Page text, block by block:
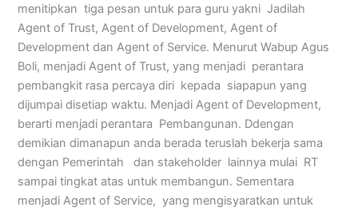
menitipkan tiga pesan untuk para guru yakni Jadilah
Agent of Trust, Agent of Development, Agent of
Development dan Agent of Service. Menurut Wabup Agus
Boli, menjadi Agent of Trust, yang menjadi perantara
pembangkit rasa percaya diri kepada siapapun yang
dijumpai disetiap waktu. Menjadi Agent of Development,
berarti menjadi perantara Pembangunan. Ddengan
demikian dimanapun anda berada teruslah bekerja sama
dengan Pemerintah dan stakeholder lainnya mulai RT
sampai tingkat atas untuk membangun. Sementara
menjadi Agent of Service, yang mengisyaratkan untuk